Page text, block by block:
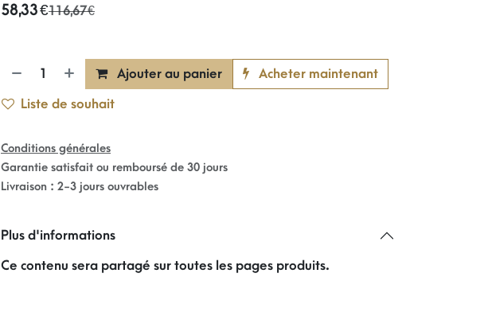
58,33€116,67€
Ajouter au panier Acheter maintenant
Liste de souhait
Conditions générales
Garantie satisfait ou remboursé de 30 jours
Livraison : 2-3 jours ouvrables
Plus d'informations
Ce contenu sera partagé sur toutes les pages produits.